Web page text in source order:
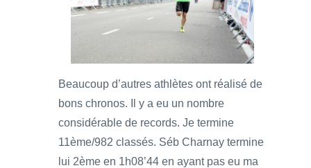
Beaucoup d’autres athlètes ont réalisé de
bons chronos. Il y a eu un nombre
considérable de records. Je termine
11ème/982 classés. Séb Charnay termine
lui 2ème en 1h08’44 en ayant pas eu ma